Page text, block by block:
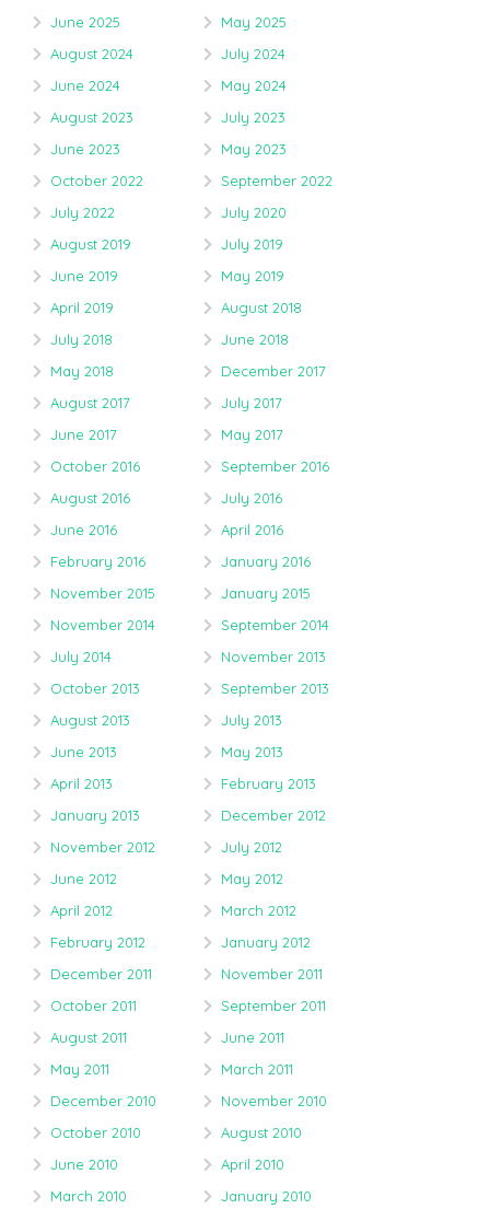
June 2025
May 2025
August 2024
July 2024
June 2024
May 2024
August 2023
July 2023
June 2023
May 2023
October 2022
September 2022
July 2022
July 2020
August 2019
July 2019
June 2019
May 2019
April 2019
August 2018
July 2018
June 2018
May 2018
December 2017
August 2017
July 2017
June 2017
May 2017
October 2016
September 2016
August 2016
July 2016
June 2016
April 2016
February 2016
January 2016
November 2015
January 2015
November 2014
September 2014
July 2014
November 2013
October 2013
September 2013
August 2013
July 2013
June 2013
May 2013
April 2013
February 2013
January 2013
December 2012
November 2012
July 2012
June 2012
May 2012
April 2012
March 2012
February 2012
January 2012
December 2011
November 2011
October 2011
September 2011
August 2011
June 2011
May 2011
March 2011
December 2010
November 2010
October 2010
August 2010
June 2010
April 2010
March 2010
January 2010